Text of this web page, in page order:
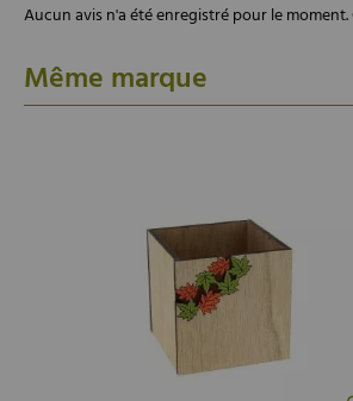
Aucun avis n'a été enregistré pour le moment.
Même marque